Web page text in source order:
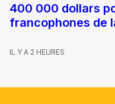
400 000 dollars
francophones de
IL Y A 2 HEURES